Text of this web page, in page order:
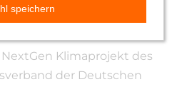
gearbeitet haben.
Klimaprojekt des
der Deutschen